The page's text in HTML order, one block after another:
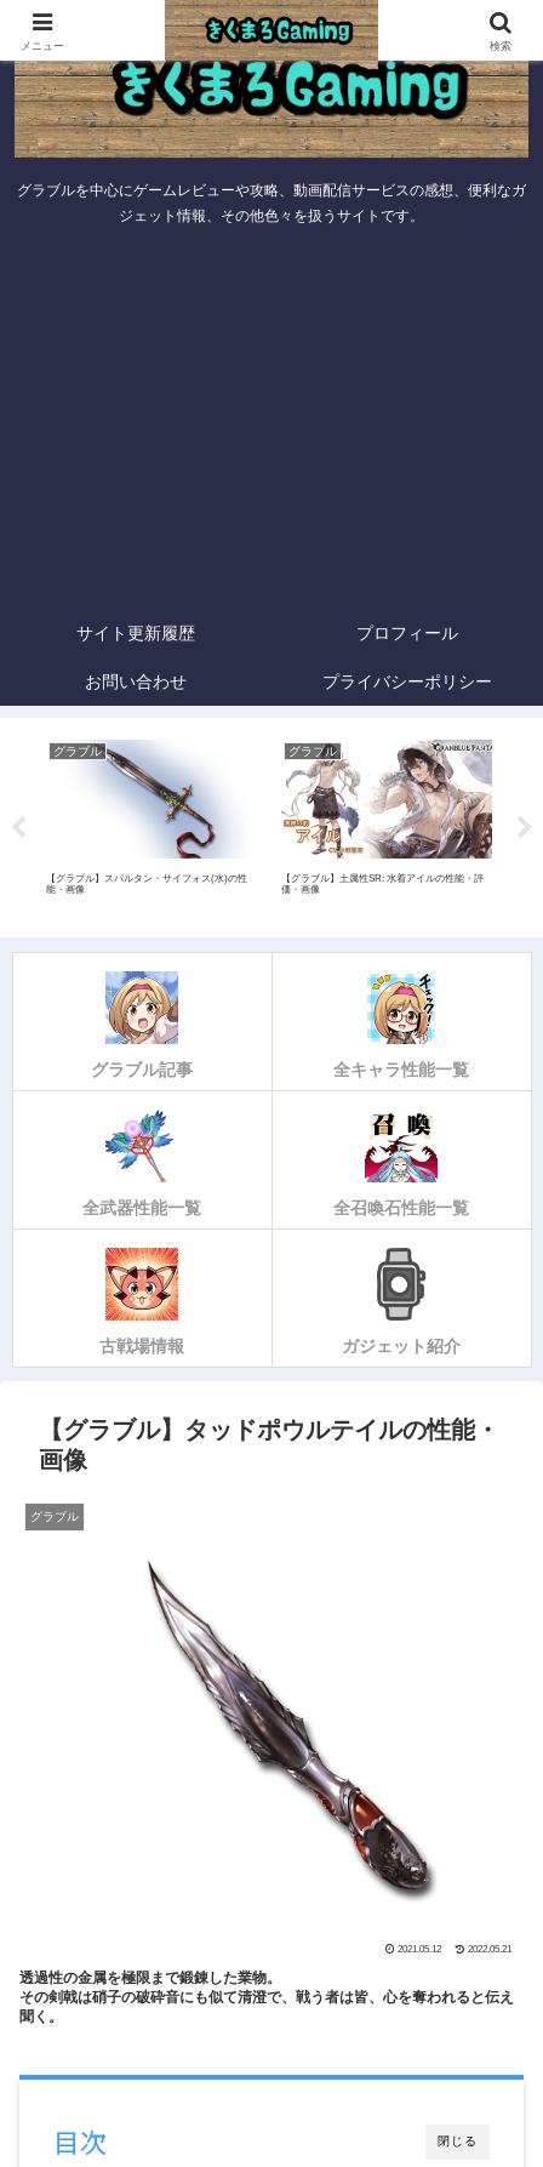
グラブルを中心にゲームレビューや攻略、動画配信サービスの感想、便利なガ
ジェット情報、その他色々を扱うサイトです。
サイト更新履歴 プロフィール
お問い合わせ プライバシーポリシー
グラブル
【グラブル】スパルタン・サイフォス(水)の性
能・画像
グラブル
【グラブル】土属性SR: 水着アイルの性能・評
価・画像
グラブル記事 全キャラ性能一覧
全武器性能一覧 全召喚石性能一覧
古戦場情報 ガジェット紹介
【グラブル】タッドポウルテイルの性能・
画像
グラブル
2021.05.12 2022.05.21
透過性の金属を極限まで鍛錬した業物。
その剣戟は硝子の破砕音にも似て清澄で、戦う者は皆、心を奪われると伝え
聞く。
閉じる
目次
メニュー 検索